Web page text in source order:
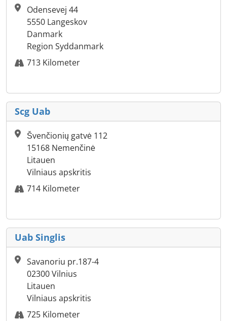
Odensevej 44
5550 Langeskov
Danmark
Region Syddanmark
713 Kilometer
Scg Uab
Švenčionių gatvė 112
15168 Nemenčinė
Litauen
Vilniaus apskritis
714 Kilometer
Uab Singlis
Savanoriu pr.187-4
02300 Vilnius
Litauen
Vilniaus apskritis
725 Kilometer